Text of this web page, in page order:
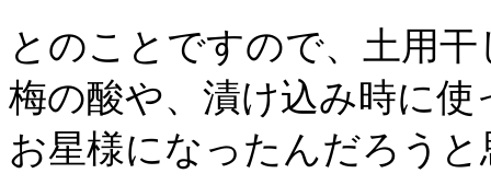
とのことですので、土用
梅の酸や、漬け込み時に使
お星様になったんだろう